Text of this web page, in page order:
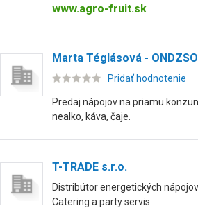
www.agro-fruit.sk
Marta Téglásová - ONDZSO
Pridať hodnotenie
Predaj nápojov na priamu
nealko, káva, čaje.
T-TRADE s.r.o.
Distribútor energetických
Catering a party servis.